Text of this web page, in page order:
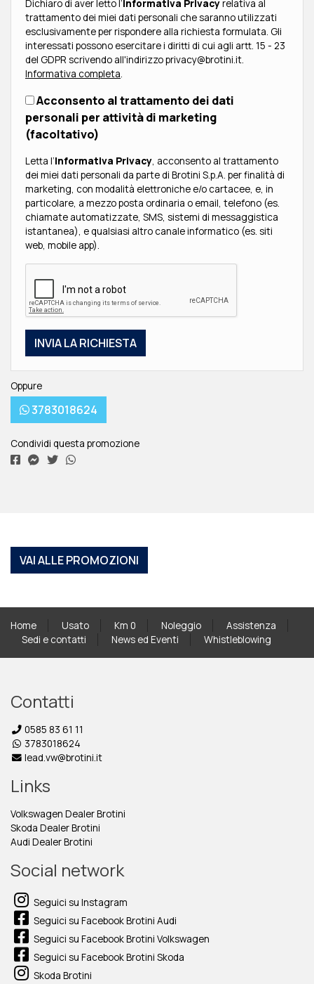
Dichiaro di aver letto l’Informativa Privacyrelativa al
trattamento dei miei dati personali che saranno utilizzati
esclusivamente per rispondere alla richiesta formulata. Gli
interessati possono esercitare i diritti di cui agli artt. 15 - 23
del GDPR scrivendo all'indirizzo privacy@brotini.it.
Informativa completa.
Acconsento al trattamento dei dati
personali per attività di marketing
(facoltativo)
Letta l’Informativa Privacy, acconsento al trattamento
dei miei dati personali da parte di Brotini S.p.A. per finalità di
marketing, con modalità elettroniche e/o cartacee, e, in
particolare, a mezzo posta ordinaria o email, telefono (es.
chiamate automatizzate, SMS, sistemi di messaggistica
istantanea), e qualsiasi altro canale informatico (es. siti
web, mobile app).
Oppure
3783018624
Condividi questa promozione
VAI ALLE PROMOZIONI
Home Usato Km 0 Noleggio
Assistenza
Sedi e contatti
News ed Eventi Whistleblowing
Contatti
0585 83 61 11
3783018624
lead.vw@brotini.it
Links
Volkswagen Dealer Brotini
Skoda Dealer Brotini
Audi Dealer Brotini
Social network
Seguici su Instagram
Seguici su Facebook Brotini Audi
Seguici su Facebook Brotini Volkswagen
Seguici su Facebook Brotini Skoda
Skoda Brotini